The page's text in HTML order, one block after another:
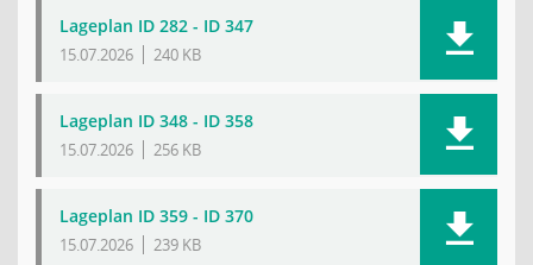
Lageplan ID 282 - ID 347
15.07.2026 240 KB
Lageplan ID 348 - ID 358
15.07.2026 256 KB
Lageplan ID 359 - ID 370
15.07.2026 239 KB